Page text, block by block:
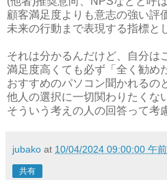
顧客満足度よりも意志の強い評
未来の行動まで表現する指標と
それは分かるんだけど、自分は
満足度高くても必ず「全く勧め
おすすめのパソコン聞かれるの
他人の選択に一切関わりたくな
そういう考えの人の回答って考
jubako at 10/04/2024 09:00:00 午前
共有